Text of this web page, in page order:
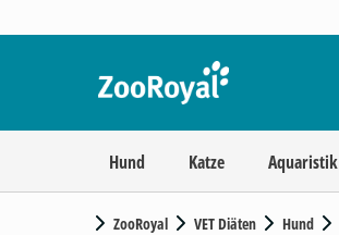
Hund Katze Aquaristik
ZooRoyal VET Diäten Hund